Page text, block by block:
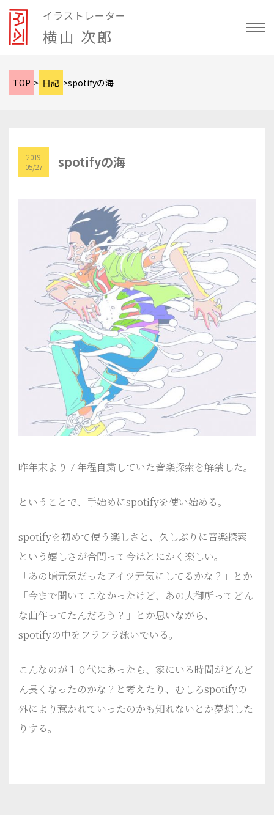
イラストレーター
横山 次郎
TOP > 日記 >spotifyの海
2019
05/27
spotifyの海
昨年末より７年程自粛していた音楽探索を解禁した。
ということで、手始めにspotifyを使い始める。
spotifyを初めて使う楽しさと、久しぶりに音楽探索
という嬉しさが合間って今はとにかく楽しい。
「あの頃元気だったアイツ元気にしてるかな？」とか
「今まで聞いてこなかったけど、あの大御所ってどん
な曲作ってたんだろう？」とか思いながら、
spotifyの中をフラフラ泳いでいる。
こんなのが１０代にあったら、家にいる時間がどんど
ん長くなったのかな？と考えたり、むしろspotifyの
外により惹かれていったのかも知れないとか夢想した
りする。